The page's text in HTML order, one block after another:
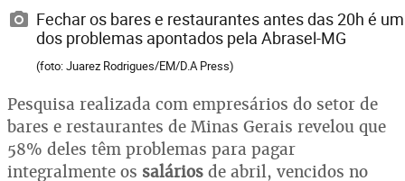
Fechar os bares e restaurantes antes das 20h é um
dos problemas apontados pela Abrasel-MG
(foto: Juarez Rodrigues/EM/D.A Press)
Pesquisa realizada com empresários do setor de
bares e restaurantes de Minas Gerais revelou que
58% deles têm problemas para pagar
integralmente os salários de abril, vencidos no